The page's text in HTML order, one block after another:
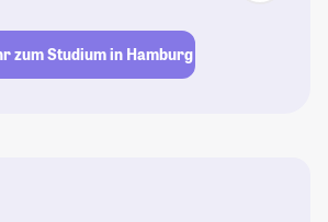
zum Studium in Hamburg